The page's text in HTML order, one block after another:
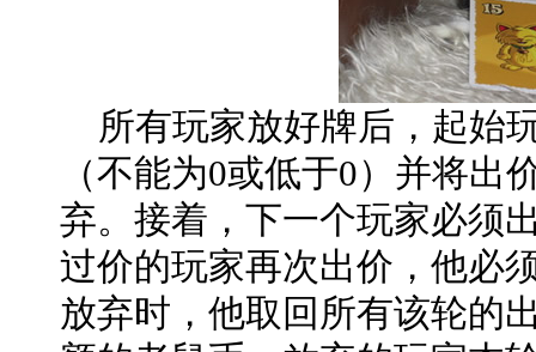
所有玩家放好牌后，起始
（不能为0或低于0）并将
弃。接着，下一个玩家必须
过价的玩家再次出价，他必
放弃时，他取回所有该轮的